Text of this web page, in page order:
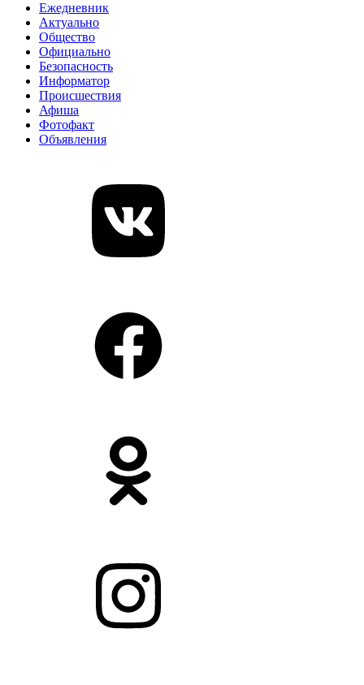
Ежедневник
Актуально
Общество
Официально
Безопасность
Информатор
Происшествия
Афиша
Фотофакт
Объявления